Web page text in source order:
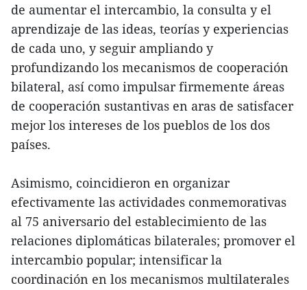
de aumentar el intercambio, la consulta y el
aprendizaje de las ideas, teorías y experiencias
de cada uno, y seguir ampliando y
profundizando los mecanismos de cooperación
bilateral, así como impulsar firmemente áreas
de cooperación sustantivas en aras de satisfacer
mejor los intereses de los pueblos de los dos
países.
Asimismo, coincidieron en organizar
efectivamente las actividades conmemorativas
al 75 aniversario del establecimiento de las
relaciones diplomáticas bilaterales; promover el
intercambio popular; intensificar la
coordinación en los mecanismos multilaterales